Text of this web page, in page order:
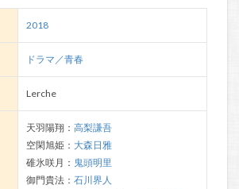
2018
ドラマ／青春
Lerche
天羽陽翔： 高梨謙吾
空閑旭姫： 大森日雅
碓氷咲月： 鬼頭明里
御門貴法： 石川界人